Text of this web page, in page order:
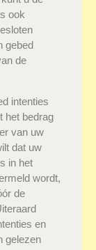
ook
gebed
de
intenties
het bedrag
van uw
dat uw
in het
wordt,
de
en
gelezen